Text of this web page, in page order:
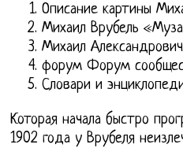
Описание картины
Михаил Врубель
Михаил
форум Форум
Словари и
Которая начала быстро
1902 года у Врубеля